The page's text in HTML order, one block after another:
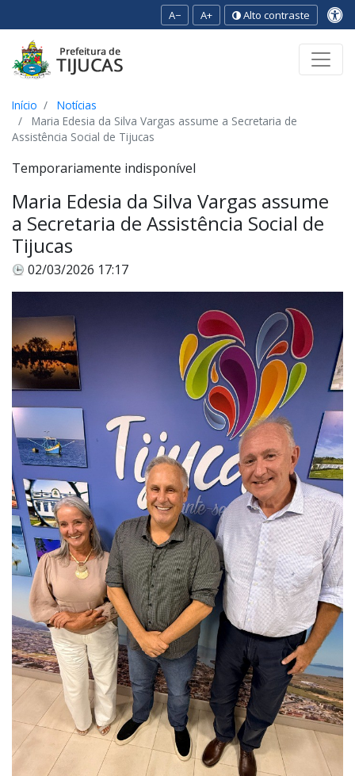
A− A+ Alto contraste
Início
Notícias
Maria Edesia da Silva Vargas assume a Secretaria de
Assistência Social de Tijucas
Temporariamente indisponível
Maria Edesia da Silva Vargas assume
a Secretaria de Assistência Social de
Tijucas
02/03/2026 17:17